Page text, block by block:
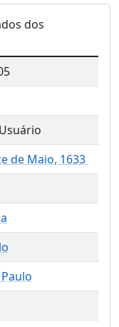
dos
de Maio, 1633